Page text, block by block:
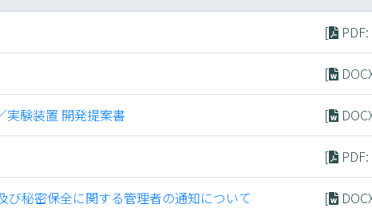
[ PDF
[
実験装置 開発提案書 [
[ PDF
び秘密保全に関する管理者の通知について [